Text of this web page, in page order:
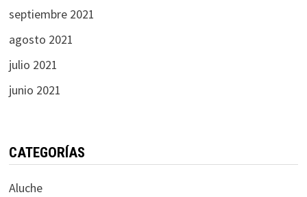
septiembre 2021
agosto 2021
julio 2021
junio 2021
CATEGORÍAS
Aluche